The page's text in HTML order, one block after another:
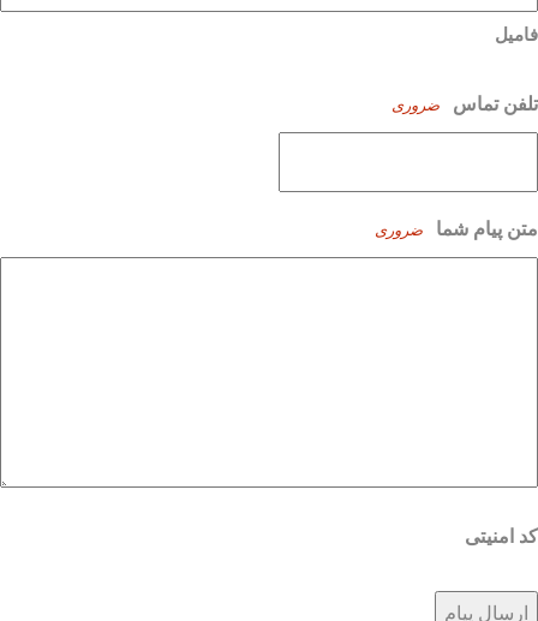
فامیل
تلفن تماس ضروری
متن پیام شما ضروری
کد امنیتی